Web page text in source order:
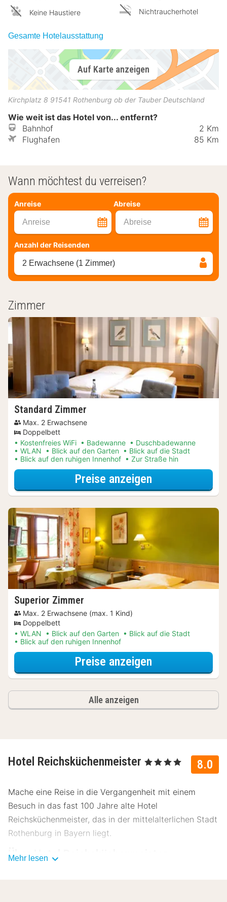
Keine Haustiere
Nichtraucherhotel
Gesamte Hotelausstattung
Auf Karte anzeigen
Kirchplatz 8 91541 Rothenburg ob der Tauber Deutschland
Wie weit ist das Hotel von... entfernt?
Bahnhof
2 Km
Flughafen
85 Km
Wann möchtest du verreisen?
Anreise Abreise
Anreise Abreise
Anzahl der Reisenden
2 Erwachsene (1 Zimmer)
Zimmer
Standard Zimmer
Max. 2 Erwachsene
Doppelbett
Kostenfreies WiFi
Badewanne
Duschbadewanne
WLAN
Blick auf den Garten
Blick auf die Stadt
Blick auf den ruhigen Innenhof
Zur Straße hin
Preise anzeigen
Superior Zimmer
Max. 2 Erwachsene (max. 1 Kind)
Doppelbett
WLAN
Blick auf den Garten
Blick auf die Stadt
Blick auf den ruhigen Innenhof
Preise anzeigen
Alle anzeigen
8.0
Hotel Reichsküchenmeister , 4 Sterne
Mache eine Reise in die Vergangenheit mit einem
Besuch in das fast 100 Jahre alte Hotel
Reichsküchenmeister, das in der mittelalterlichen Stadt
Rothenburg in Bayern liegt.
Über Hotel Reichsküchenmeister
Mehr lesen